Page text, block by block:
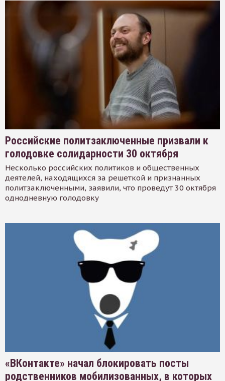
Российские политзаключенные призвали к
голодовке солидарности 30 октября
Несколько российских политиков и общественных
деятелей, находящихся за решеткой и признанных
политзаключенными, заявили, что проведут 30 октября
однодневную голодовку
«ВКонтакте» начал блокировать посты
родственников мобилизованных, в которых